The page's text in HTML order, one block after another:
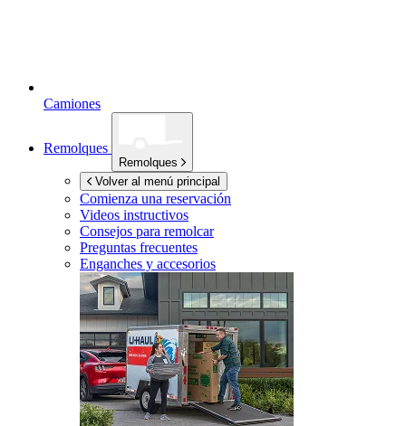
Camiones
Remolques
Remolques
Volver al menú principal
Comienza una reservación
Videos instructivos
Consejos para remolcar
Preguntas frecuentes
Enganches y accesorios